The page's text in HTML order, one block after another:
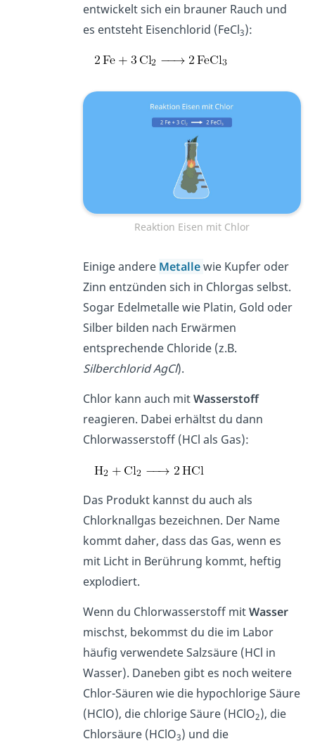
entwickelt sich ein brauner Rauch und
es entsteht Eisenchlorid (FeCl3):
Reaktion Eisen mit Chlor
Einige andere Metallewie Kupfer oder
Zinn entzünden sich in Chlorgas selbst.
Sogar Edelmetalle wie Platin, Gold oder
Silber bilden nach Erwärmen
entsprechende Chloride (z.B.
Silberchlorid AgCl).
Chlor kann auch mitWasserstoff
reagieren. Dabei erhältst du dann
Chlorwasserstoff (HCl als Gas):
Das Produkt kannst du auch als
Chlorknallgas bezeichnen. Der Name
kommt daher, dass das Gas, wenn es
mit Licht in Berührung kommt, heftig
explodiert.
Wenn du Chlorwasserstoff mitWasser
mischst, bekommst du die im Labor
häufig verwendete Salzsäure (HCl in
Wasser). Daneben gibt es noch weitere
Chlor-Säuren wie die hypochlorige Säure
(HClO), die chlorige Säure (HClO2), die
Chlorsäure (HClO3) und die